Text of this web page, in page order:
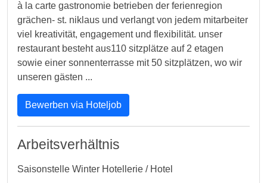
à la carte gastronomie betrieben der ferienregion
grächen- st. niklaus und verlangt von jedem mitarbeiter
viel kreativität, engagement und flexibilität. unser
restaurant besteht aus110 sitzplätze auf 2 etagen
sowie einer sonnenterrasse mit 50 sitzplätzen, wo wir
unseren gästen ...
Bewerben via Hoteljob
Arbeitsverhältnis
Saisonstelle Winter Hotellerie / Hotel